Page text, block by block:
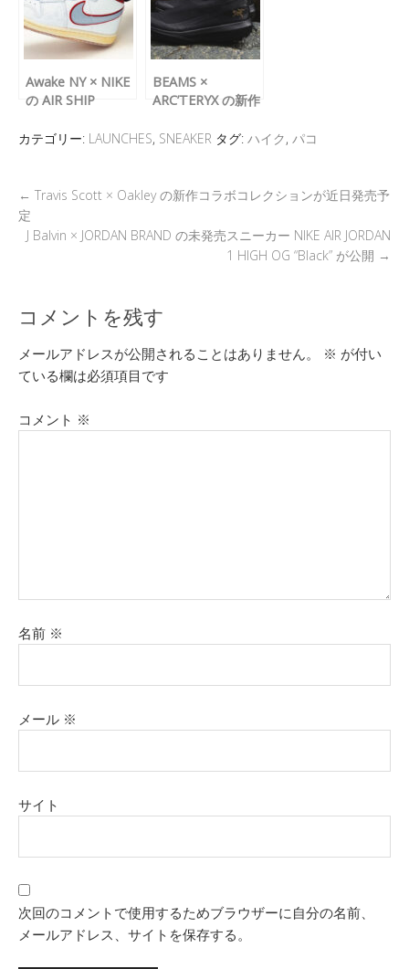
Awake NY × NIKE
の AIR SHIP
が特別価格で発売
BEAMS ×
ARC’TERYX の新作
モデル Norvan 4
カテゴリー: LAUNCHES, SNEAKER タグ: ハイク, パコ
← Travis Scott × Oakley の新作コラボコレクションが近日発売予
定
J Balvin × JORDAN BRAND の未発売スニーカー NIKE AIR JORDAN
1 HIGH OG “Black” が公開 →
コメントを残す
メールアドレスが公開されることはありません。 ※ が付い
ている欄は必須項目です
コメント ※
名前 ※
メール ※
サイト
次回のコメントで使用するためブラウザーに自分の名前、
メールアドレス、サイトを保存する。